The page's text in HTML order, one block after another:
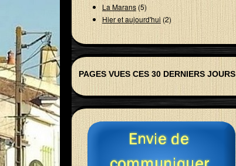
La Marans(5)
Hier et aujourd'hui (2)
PAGES VUES CES 30 DERNIERS JOURS